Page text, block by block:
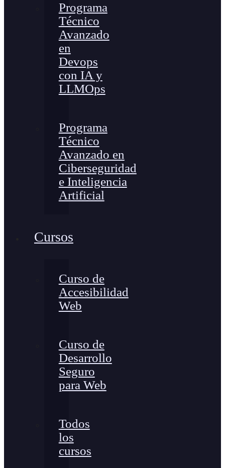
Programa
Técnico
Avanzado
en
Devops
con IA y
LLMOps
Programa
Técnico
Avanzado en
Ciberseguridad
e Inteligencia
Artificial
Cursos
Curso de
Accesibilidad
Web
Curso de
Desarrollo
Seguro
para Web
Todos
los
cursos